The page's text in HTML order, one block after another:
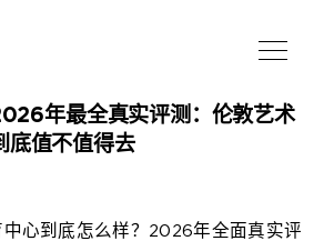
年最全真实评测：伦敦艺术
底值不值得去
心到底怎么样？2026年全面真实评